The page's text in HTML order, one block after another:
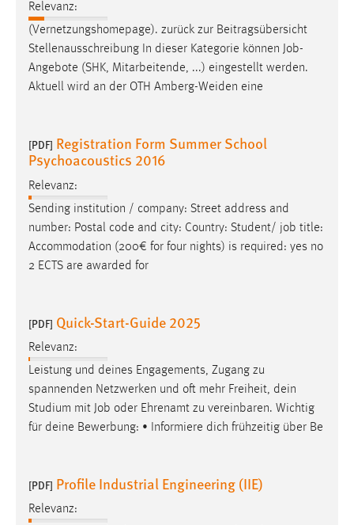
Relevanz:
(Vernetzungshomepage). zurück zur Beitragsübersicht
Stellenausschreibung In dieser Kategorie können Job-
Angebote (SHK, Mitarbeitende, ...) eingestellt werden.
Aktuell wird an der OTH Amberg-Weiden eine
[PDF] Registration Form Summer School
Psychoacoustics 2016
Relevanz:
Sending institution / company: Street address and
number: Postal code and city: Country: Student/ job title:
Accommodation (200€ for four nights) is required: yes no
2 ECTS are awarded for
[PDF] Quick-Start-Guide 2025
Relevanz:
Leistung und deines Engagements, Zugang zu
spannenden Netzwerken und oft mehr Freiheit, dein
Studium mit Job oder Ehrenamt zu vereinbaren. Wichtig
für deine Bewerbung: • Informiere dich frühzeitig über Be
[PDF] Profile Industrial Engineering (IIE)
Relevanz: